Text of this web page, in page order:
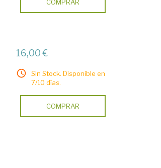
COMPRAR
16,00 €
Sin Stock. Disponible en
7/10 días.
COMPRAR